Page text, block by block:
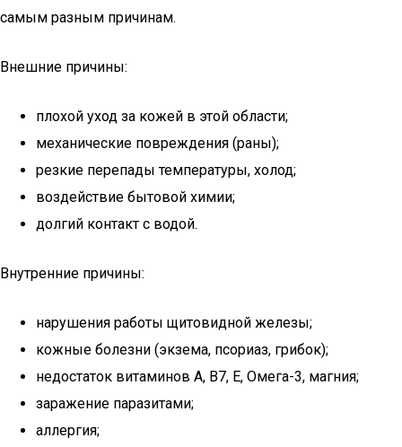
самым разным причинам.
Внешние причины:
плохой уход за кожей в этой области;
механические повреждения (раны);
резкие перепады температуры, холод;
воздействие бытовой химии;
долгий контакт с водой.
Внутренние причины:
нарушения работы щитовидной железы;
кожные болезни (экзема, псориаз, грибок);
недостаток витаминов А, B7, Е, Омега-3, магния;
заражение паразитами;
аллергия;